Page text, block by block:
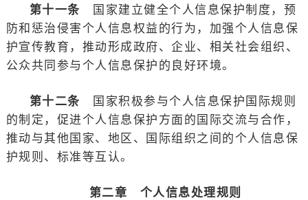
第十一条 国家建立健全个人信息保护制度，预
防和惩治侵害个人信息权益的行为，加强个人信息保
护宣传教育，推动形成政府、企业、相关社会组织、
公众共同参与个人信息保护的良好环境。
第十二条 国家积极参与个人信息保护国际规则
的制定，促进个人信息保护方面的国际交流与合作，
推动与其他国家、地区、国际组织之间的个人信息保
护规则、标准等互认。
第二章 个人信息处理规则